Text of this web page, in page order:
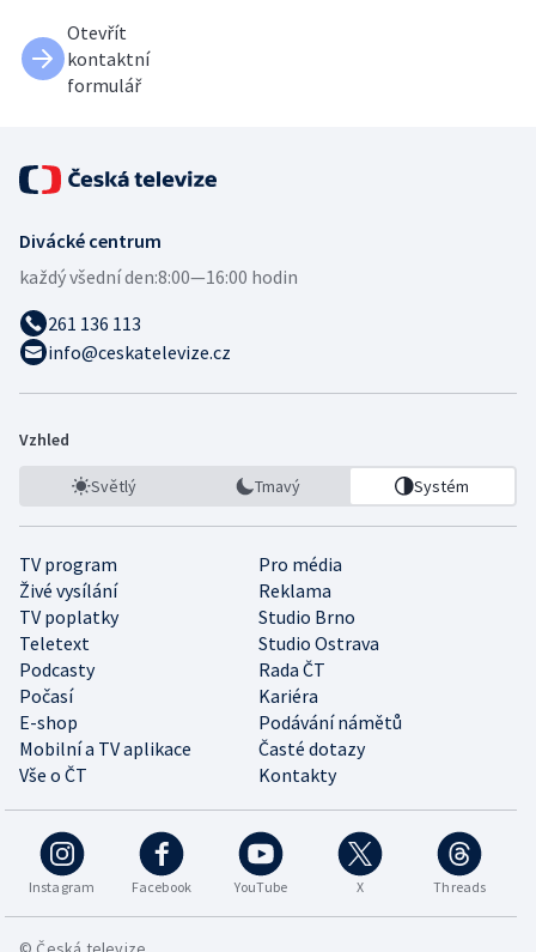
Otevřít
kontaktní
formulář
Divácké centrum
každý všední den:8:00—16:00 hodin
261 136 113
info@ceskatelevize.cz
Vzhled
Světlý Tmavý Systém
TV program
Pro média
Živé vysílání
Reklama
TV poplatky
Studio Brno
Teletext
Studio Ostrava
Podcasty
Rada ČT
Počasí
Kariéra
E-shop
Podávání námětů
Mobilní a TV aplikace
Časté dotazy
Vše o ČT
Kontakty
Instagram Facebook YouTube X Threads